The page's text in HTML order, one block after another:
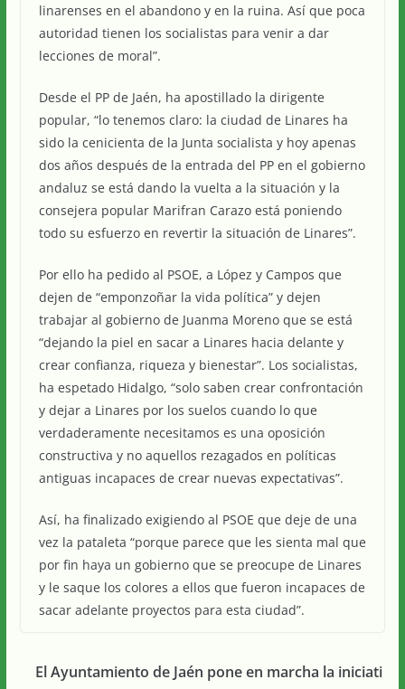
linarenses en el abandono y en la ruina. Así que poca
autoridad tienen los socialistas para venir a dar
lecciones de moral”.
Desde el PP de Jaén, ha apostillado la dirigente
popular, “lo tenemos claro: la ciudad de Linares ha
sido la cenicienta de la Junta socialista y hoy apenas
dos años después de la entrada del PP en el gobierno
andaluz se está dando la vuelta a la situación y la
consejera popular Marifran Carazo está poniendo
todo su esfuerzo en revertir la situación de Linares”.
Por ello ha pedido al PSOE, a López y Campos que
dejen de “emponzoñar la vida política” y dejen
trabajar al gobierno de Juanma Moreno que se está
“dejando la piel en sacar a Linares hacia delante y
crear confianza, riqueza y bienestar”. Los socialistas,
ha espetado Hidalgo, “solo saben crear confrontación
y dejar a Linares por los suelos cuando lo que
verdaderamente necesitamos es una oposición
constructiva y no aquellos rezagados en políticas
antiguas incapaces de crear nuevas expectativas”.
Así, ha finalizado exigiendo al PSOE que deje de una
vez la pataleta “porque parece que les sienta mal que
por fin haya un gobierno que se preocupe de Linares
y le saque los colores a ellos que fueron incapaces de
sacar adelante proyectos para esta ciudad”.
El Ayuntamiento de Jaén pone en marcha la iniciati